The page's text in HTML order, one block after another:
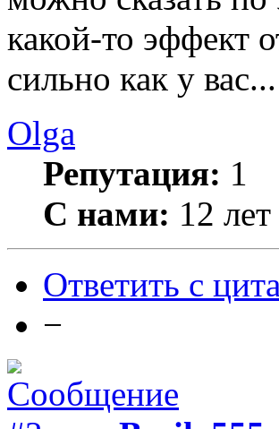
какой-то эффект
сильно как у
Olga
Репутация: 1
С нами: 12
Ответить с
−